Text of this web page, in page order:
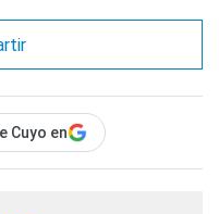
Cuyo en